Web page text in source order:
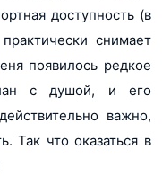
доступность (в
снимает
появилось редкое
с душой, и его
важно,
Так что оказаться в